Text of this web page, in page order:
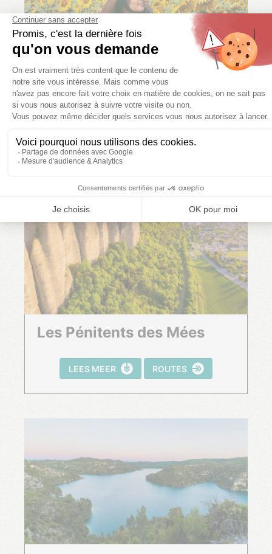
Villages et cités de
caractère
LEES MEER ROUTES
Les Pénitents des Mées
LEES MEER ROUTES